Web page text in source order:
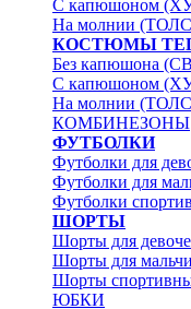
С капюшоном
На молнии
КОСТЮМЫ
Без капюшона
С капюшоном
На молнии
КОМБИНЕЗОНЫ
ФУТБОЛКИ
Футболки для
Футболки для
Футболки
ШОРТЫ
Шорты для
Шорты для
Шорты
ЮБКИ